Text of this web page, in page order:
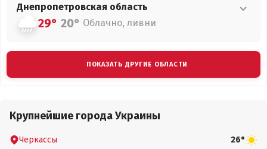
Днепропетровская область
29° 20° Облачно, ливни
ПОКАЗАТЬ ДРУГИЕ ОБЛАСТИ
Крупнейшие города Украины
Черкассы 26°